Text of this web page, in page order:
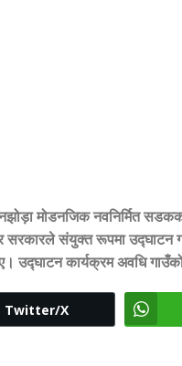
मोडनजिक नवनिर्मित
सरकारले संयुक्त रूपमा उद्घाटन
उद्घाटन कार्यक्रम अवधि
Twitter/X